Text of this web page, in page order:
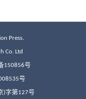
Press.
Co. Ltd
150856号
号
)字第127号